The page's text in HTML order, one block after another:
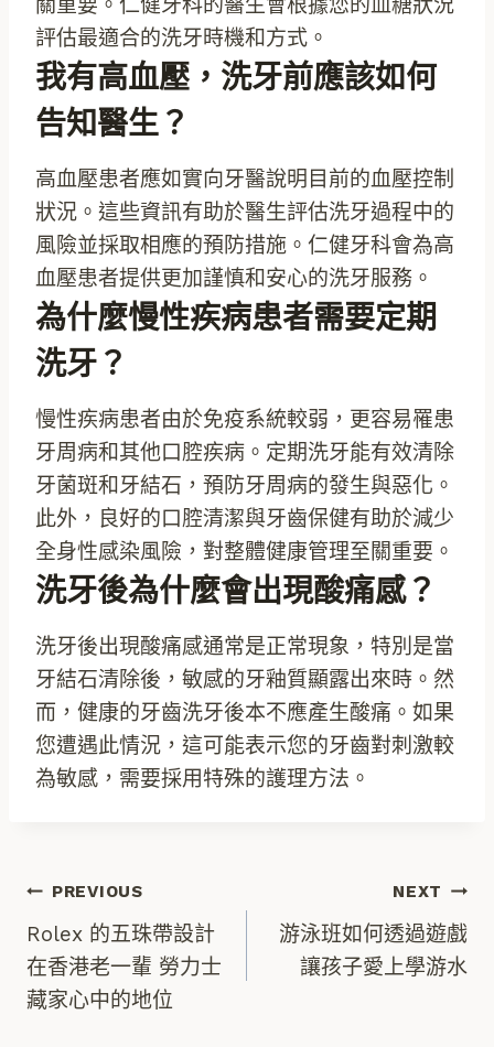
評估最適合的洗牙時機和方式。
我有高血壓，洗牙前應該如何
告知醫生？
高血壓患者應如實向牙醫說明目前的血壓控制
狀況。這些資訊有助於醫生評估洗牙過程中的
風險並採取相應的預防措施。仁健牙科會為高
血壓患者提供更加謹慎和安心的洗牙服務。
為什麼慢性疾病患者需要定期
洗牙？
慢性疾病患者由於免疫系統較弱，更容易罹患
牙周病和其他口腔疾病。定期洗牙能有效清除
牙菌斑和牙結石，預防牙周病的發生與惡化。
此外，良好的口腔清潔與牙齒保健有助於減少
全身性感染風險，對整體健康管理至關重要。
洗牙後為什麼會出現酸痛感？
洗牙後出現酸痛感通常是正常現象，特別是當
牙結石清除後，敏感的牙釉質顯露出來時。然
而，健康的牙齒洗牙後本不應產生酸痛。如果
您遭遇此情況，這可能表示您的牙齒對刺激較
為敏感，需要採用特殊的護理方法。
文
章
導
PREVIOUS
Rolex 的五珠帶設計
在香港老一輩 勞力士
藏家心中的地位
NEXT
游泳班如何透過遊戲
讓孩子愛上學游水